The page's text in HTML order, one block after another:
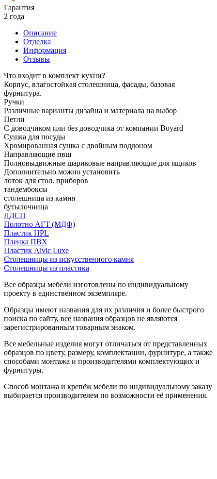
Гарантия
2 года
Описание
Отделка
Информация
Отзывы
Что входит в комплект кухни?
Корпус, влагостойкая столешница, фасады, базовая
фурнитура.
Ручки
Различные варианты дизайна и материала на выбор
Петли
С доводчиком или без доводчика от компании Boyard
Сушка для посуды
Хромированная сушка с двойным поддоном
Направляющие пвш
Полновыдвижные шариковые направляющие для ящиков
Дополнительно можно установить
лоток для стол. приборов
тандембоксы
столешница из камня
бутылочница
ЛДСП
Полотно АГТ (МДФ)
Пластик HPL
Пленка ПВХ
Пластик Alvic Luxe
Столешницы из искусственного камня
Столешницы из пластика
Все образцы мебели изготовлены по индивидуальному
проекту в единственном экземпляре.
Образцы имеют названия для их различия и более быстрого
поиска по сайту, все названия образцов не являются
зарегистрированным товарным знаком.
Все мебельные изделия могут отличаться от представленных
образцов по цвету, размеру, комплектации, фурнитуре, а также
способами монтажа и производителями комплектующих и
фурнитуры.
Способ монтажа и крепёж мебели по индивидуальному заказу
выбирается производителем по возможности её применения.